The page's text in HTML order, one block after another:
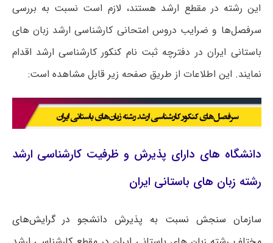
این رشته در مقطع ارشد هستند، لازم است نسبت به بررسی
سرفصل‌ها و ضرایب دروس امتحانی کارشناسی ارشد زبان های
باستانی ایران در دفترچه ثبت نام کنکور کارشناسی ارشد اقدام
نمایند. این اطلاعات از طریق صفحه زیر قابل مشاهده است:
دانشگاه های دارای پذیرش و ظرفیت کارشناسی ارشد
رشته زبان های باستانی ایران
سازمان سنجش نسبت به پذیرش دانشجو در گرایش‌های